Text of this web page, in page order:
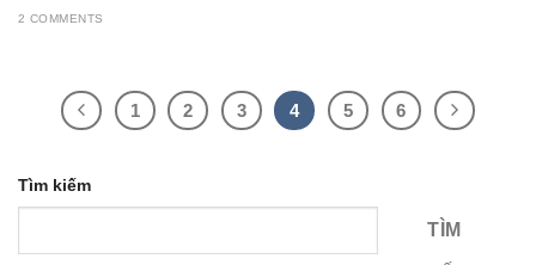
2 COMMENTS
1 2 3 4 5 6
Tìm kiếm
TÌM